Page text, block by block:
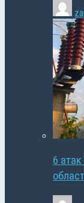
6 атак